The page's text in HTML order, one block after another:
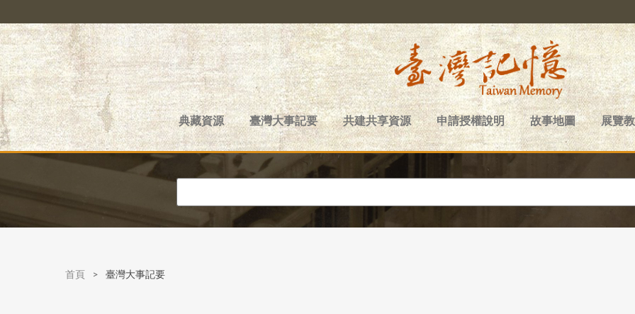
典藏資源 臺灣大事記要 共建共享資源 申請授權說明 故事地圖 展覽
首頁 > 臺灣大事記要